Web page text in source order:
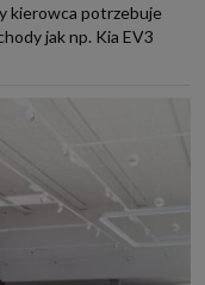
kierowca potrzebuje
jak np. Kia EV3